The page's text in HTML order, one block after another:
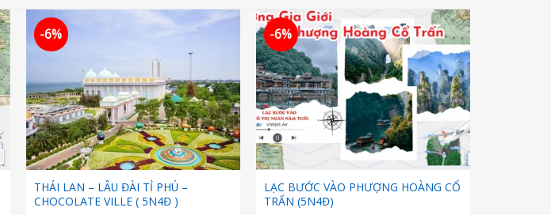
-6%
THÁI LAN – LÂU ĐÀI TỈ PHÚ –
CHOCOLATE VILLE ( 5N4Đ )
-6%
LẠC BƯỚC VÀO PHƯỢNG HOÀNG CỔ
TRẤN (5N4Đ)